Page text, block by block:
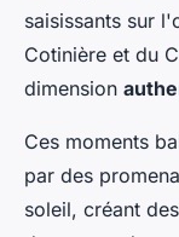
saisissants sur
Cotinière et du
dimension
Ces moments
par des
soleil, créant